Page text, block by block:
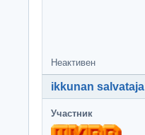
Неактивен
ikkunan salvataja
Участник